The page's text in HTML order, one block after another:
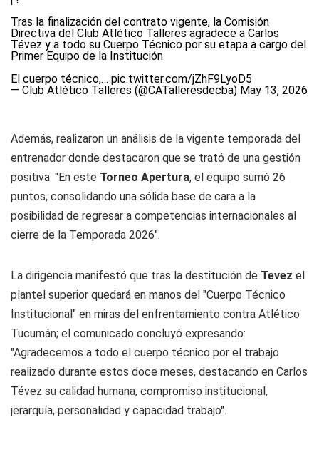
Tras la finalización del contrato vigente, la Comisión
Directiva del Club Atlético Talleres agradece a Carlos
Tévez y a todo su Cuerpo Técnico por su etapa a cargo del
Primer Equipo de la Institución
El cuerpo técnico,… pic.twitter.com/jZhF9LyoD5
— Club Atlético Talleres (@CATalleresdecba) May 13, 2026
Además, realizaron un análisis de la vigente temporada del
entrenador donde destacaron que se trató de una gestión
positiva: "En este Torneo Apertura, el equipo sumó 26
puntos, consolidando una sólida base de cara a la
posibilidad de regresar a competencias internacionales al
cierre de la Temporada 2026".
La dirigencia manifestó que tras la destitución de Tevez el
plantel superior quedará en manos del "Cuerpo Técnico
Institucional" en miras del enfrentamiento contra Atlético
Tucumán; el comunicado concluyó expresando:
"Agradecemos a todo el cuerpo técnico por el trabajo
realizado durante estos doce meses, destacando en Carlos
Tévez su calidad humana, compromiso institucional,
jerarquía, personalidad y capacidad trabajo".